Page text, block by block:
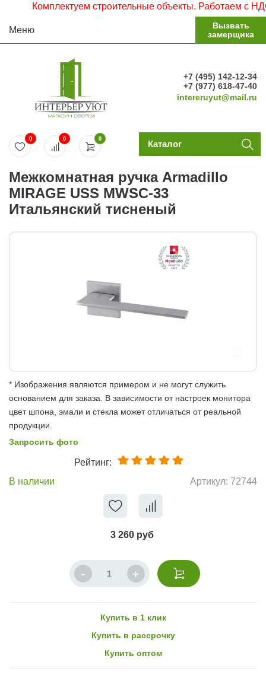
Комплектуем строительные объекты. Работаем с НДС.
Меню
Вызвать
замерщика
+7 (495) 142-12-34
+7 (977) 618-47-40
intereruyut@mail.ru
0
0 0 Каталог
Межкомнатная ручка Armadillo
MIRAGE USS MWSC-33
Итальянский тисненый
* Изображения являются примером и не могут служить
основанием для заказа. В зависимости от настроек монитора
цвет шпона, эмали и стекла может отличаться от реальной
продукции.
Запросить фото
Рейтинг:
В наличии
Артикул: 72744
3 260 руб
Купить в 1 клик
Купить в рассрочку
Купить оптом